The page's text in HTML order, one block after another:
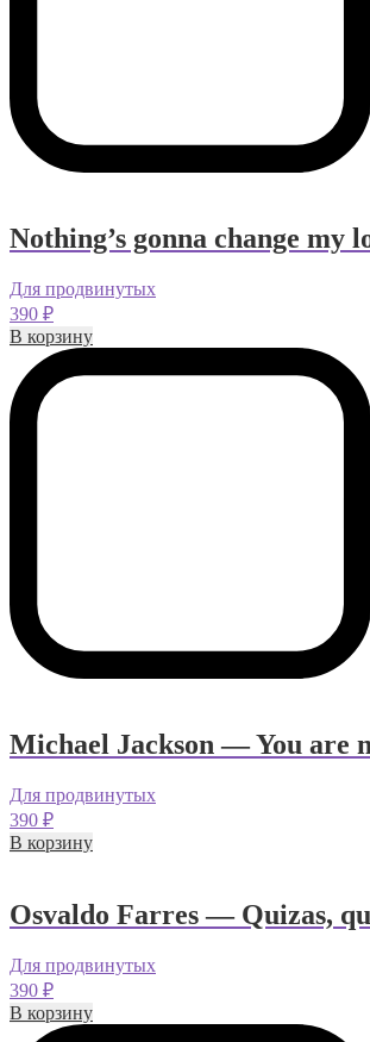
Nothing’s gonna change my
Для продвинутых
390 ₽
В корзину
Michael Jackson — You are
Для продвинутых
390 ₽
В корзину
Osvaldo Farres — Quizas,
Для продвинутых
390 ₽
В корзину